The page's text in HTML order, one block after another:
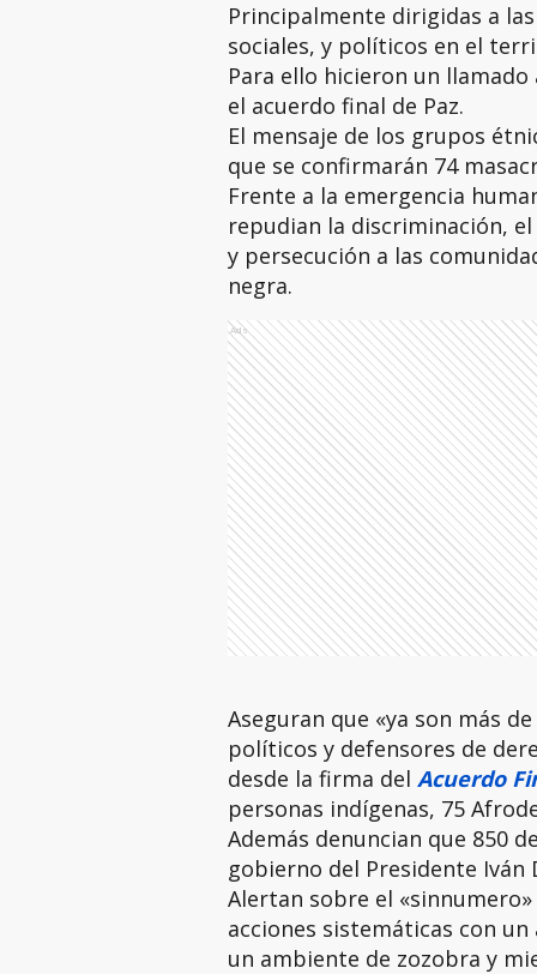
Principalmente dirigidas a
sociales, y políticos en el
Para ello hicieron un
el acuerdo final de Paz.
El mensaje de los grupos
que se confirmarán 74
Frente a la emergencia
repudian la discriminación,
y persecución a las
negra.
Ads
Aseguran que «ya son más
políticos y defensores de
desde la firma del Acuerdo
personas indígenas, 75
Además denuncian que 850
gobierno del Presidente Iván
Alertan sobre el
acciones sistemáticas con
un ambiente de zozobra y